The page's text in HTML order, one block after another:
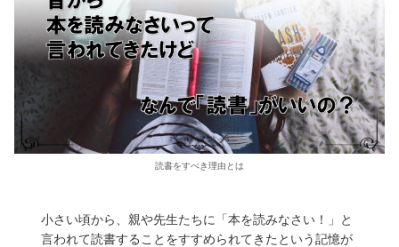
読書をすべき理由とは
小さい頃から、親や先生たちに「本を読みなさい！」と
言われて読書することをすすめられてきたという記憶が